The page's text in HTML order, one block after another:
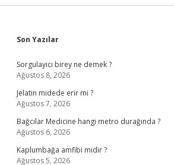
Sidebar
Son Yazılar
Sorgulayıcı birey ne demek ?
Ağustos 8, 2026
Jelatin midede erir mi ?
Ağustos 7, 2026
Bağcılar Medicine hangi metro durağında ?
Ağustos 6, 2026
Kaplumbağa amfibi midir ?
Ağustos 5, 2026